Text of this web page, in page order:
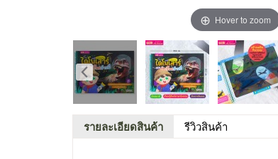
Hover to zoom
รายละเอียดสินค้า รีวิวสินค้า